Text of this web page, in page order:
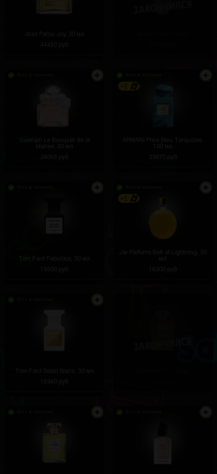
Jean Patou Joy, 30 мл
44450 руб
Guerlain Le Bouquet de la
Mariee, 30 мл
24055 руб
+1
ARMANI Prive Bleu Turquoise,
100 мл
23970 руб
Tom Ford Fabulous, 30 мл
19300 руб
+1
Jar Parfums Bolt of Lightning, 30
мл
16300 руб
Tom Ford Soleil Blanc, 30 мл
15940 руб